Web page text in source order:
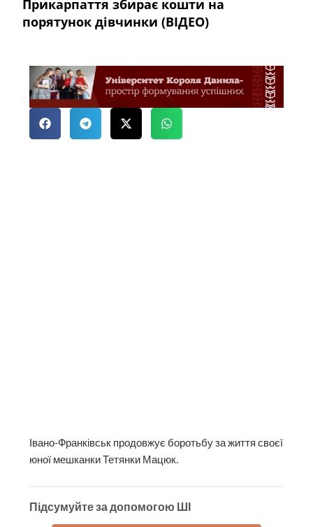
Прикарпаття збирає кошти на
порятунок дівчинки (ВІДЕО)
Івано-Франківськ продовжує боротьбу за життя своєї
юної мешканки Тетянки Мацюк.
Підсумуйте за допомогою ШІ